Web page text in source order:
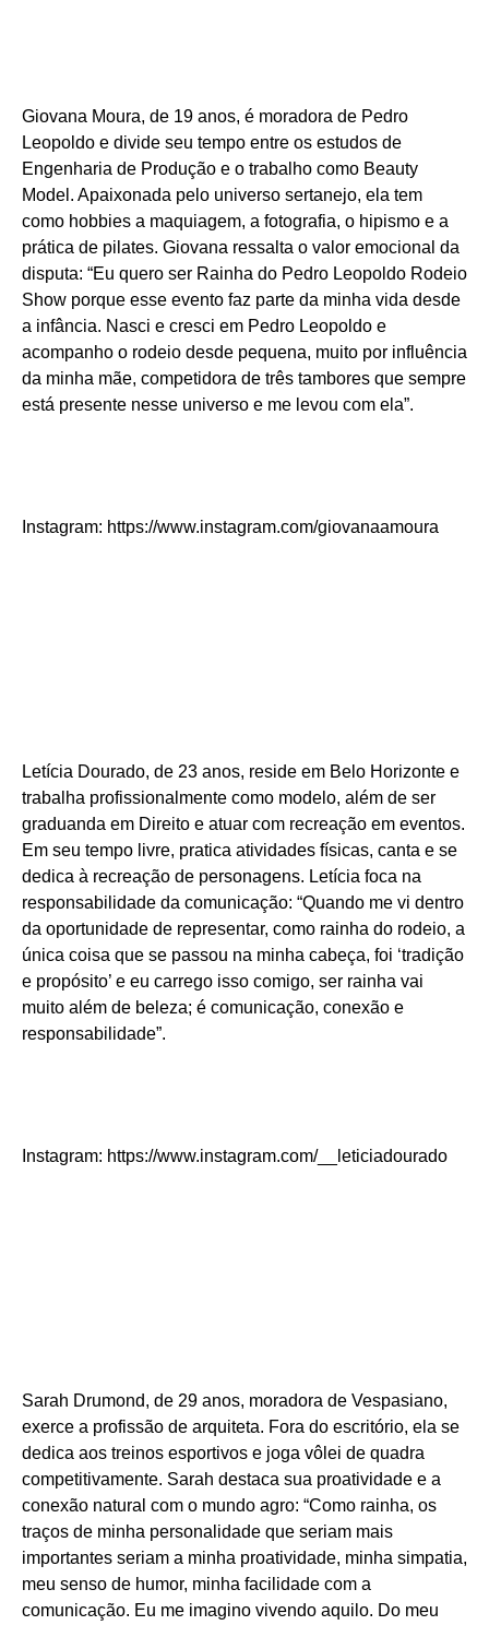
Giovana Moura, de 19 anos, é moradora de Pedro
Leopoldo e divide seu tempo entre os estudos de
Engenharia de Produção e o trabalho como Beauty
Model. Apaixonada pelo universo sertanejo, ela tem
como hobbies a maquiagem, a fotografia, o hipismo e a
prática de pilates. Giovana ressalta o valor emocional da
disputa: “Eu quero ser Rainha do Pedro Leopoldo Rodeio
Show porque esse evento faz parte da minha vida desde
a infância. Nasci e cresci em Pedro Leopoldo e
acompanho o rodeio desde pequena, muito por influência
da minha mãe, competidora de três tambores que sempre
está presente nesse universo e me levou com ela”.
Instagram: https://www.instagram.com/giovanaamoura
Letícia Dourado, de 23 anos, reside em Belo Horizonte e
trabalha profissionalmente como modelo, além de ser
graduanda em Direito e atuar com recreação em eventos.
Em seu tempo livre, pratica atividades físicas, canta e se
dedica à recreação de personagens. Letícia foca na
responsabilidade da comunicação: “Quando me vi dentro
da oportunidade de representar, como rainha do rodeio, a
única coisa que se passou na minha cabeça, foi ‘tradição
e propósito’ e eu carrego isso comigo, ser rainha vai
muito além de beleza; é comunicação, conexão e
responsabilidade”.
Instagram: https://www.instagram.com/__leticiadourado
Sarah Drumond, de 29 anos, moradora de Vespasiano,
exerce a profissão de arquiteta. Fora do escritório, ela se
dedica aos treinos esportivos e joga vôlei de quadra
competitivamente. Sarah destaca sua proatividade e a
conexão natural com o mundo agro: “Como rainha, os
traços de minha personalidade que seriam mais
importantes seriam a minha proatividade, minha simpatia,
meu senso de humor, minha facilidade com a
comunicação. Eu me imagino vivendo aquilo. Do meu